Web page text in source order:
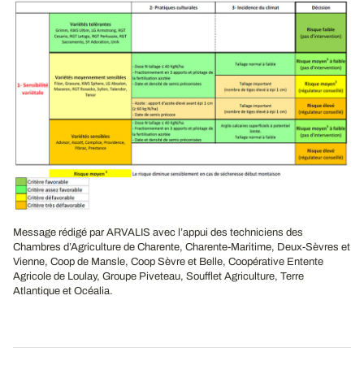
Message rédigé par ARVALIS avec l’appui des techniciens des
Chambres d’Agriculture de Charente, Charente-Maritime, Deux-Sèvres et
Vienne, Coop de Mansle, Coop Sèvre et Belle, Coopérative Entente
Agricole de Loulay, Groupe Piveteau, Soufflet Agriculture, Terre
Atlantique et Océalia.